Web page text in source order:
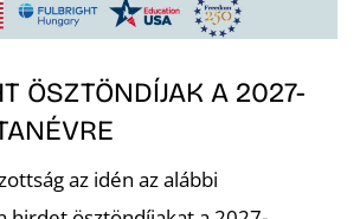
ÖSZTÖNDÍJAK A 2027-
az idén az alábbi